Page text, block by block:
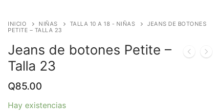
INICIO NIÑAS TALLA 10 A 18 - NIÑAS
JEANS DE BOTONES
PETITE – TALLA 23
Jeans de botones Petite –
Talla 23
Q85.00
Hay existencias